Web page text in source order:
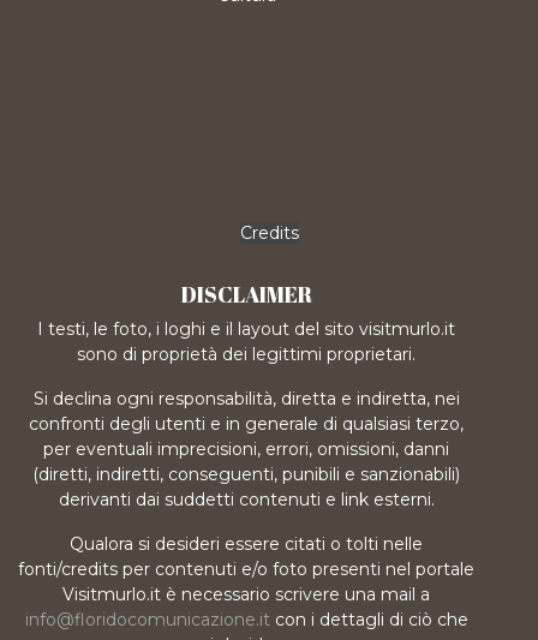
Credits
DISCLAIMER
I testi, le foto, i loghi e il layout del sito visitmurlo.it
sono di proprietà dei legittimi proprietari.
Si declina ogni responsabilità, diretta e indiretta, nei
confronti degli utenti e in generale di qualsiasi terzo,
per eventuali imprecisioni, errori, omissioni, danni
(diretti, indiretti, conseguenti, punibili e sanzionabili)
derivanti dai suddetti contenuti e link esterni.
Qualora si desideri essere citati o tolti nelle
fonti/credits per contenuti e/o foto presenti nel portale
Visitmurlo.it è necessario scrivere una mail a
info@floridocomunicazione.itcon i dettagli di ciò che